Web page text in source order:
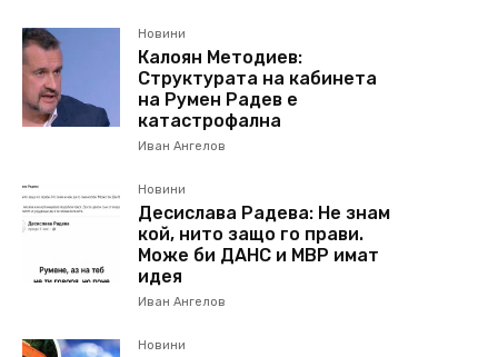
Новини
Калоян Методиев:
Структурата на кабинета
на Румен Радев е
катастрофална
Иван Ангелов
Новини
Десислава Радева: Не знам
кой, нито защо го прави.
Може би ДАНС и МВР имат
идея
Иван Ангелов
Новини